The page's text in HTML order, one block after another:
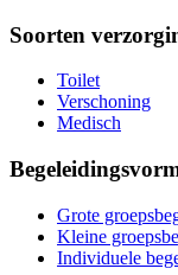
Soorten
Toilet
Verschoning
Medisch
Grote
Kleine
Individuele